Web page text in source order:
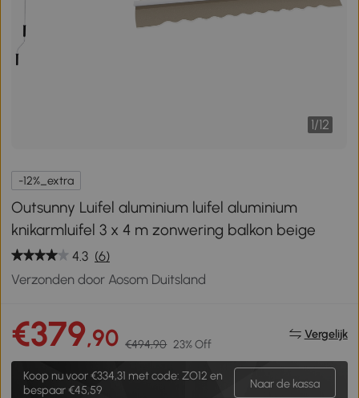
1/12
-12%_extra
Outsunny Luifel aluminium luifel aluminium
knikarmluifel 3 x 4 m zonwering balkon beige
4.3 (6)
Verzonden door Aosom Duitsland
€379,90 €494,90 23% Off
Vergelijk
Koop nu voor €334,31 met code: ZO12 en
bespaar €45,59
Naar de kassa